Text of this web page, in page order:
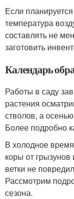
Если
температура
составлять не
заготовить
Календарь
Работы в саду
растения
стволов, а
Более подробно
В холодное
коры от
ветки не
Рассмотрим
сезона.